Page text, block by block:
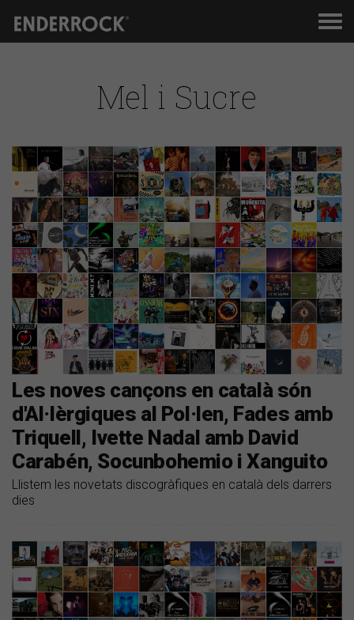
Mel i Sucre
Les noves cançons en català són
d'Al·lèrgiques al Pol·len, Fades amb
Triquell, Ivette Nadal amb David
Carabén, Socunbohemio i Xanguito
Llistem les novetats discogràfiques en català dels darrers
dies